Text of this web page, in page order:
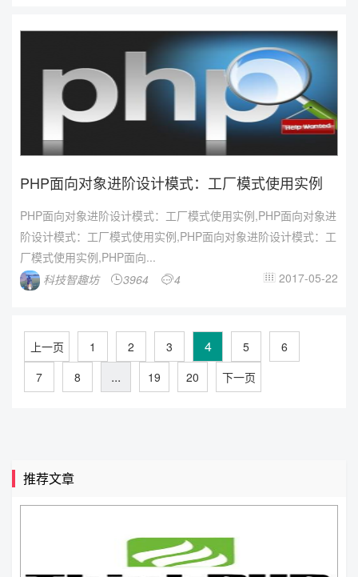
PHP面向对象进阶设计模式：工厂模式使用实例
PHP面向对象进阶设计模式：工厂模式使用实例,PHP面向对象进
阶设计模式：工厂模式使用实例,PHP面向对象进阶设计模式：工
厂模式使用实例,PHP面向...
科技智趣坊
3964 4  2017-05-22
上一页 1 2 3 4 5
6
7
8 ... 19 20 下一页
推荐文章